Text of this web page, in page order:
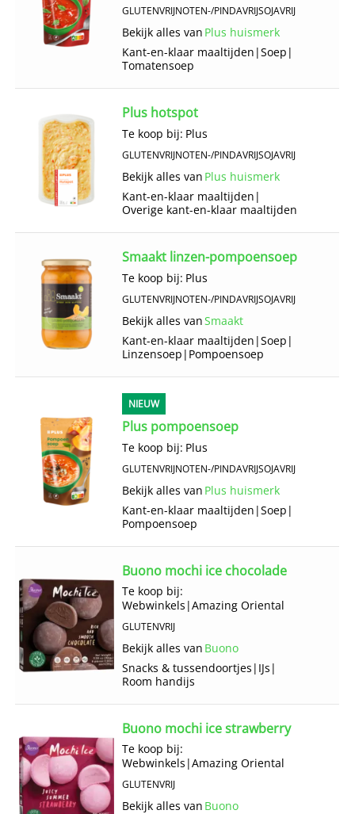
GLUTENVRIJNOTEN-/PINDAVRIJSOJAVRIJ
Bekijk alles van Plus huismerk
Kant-en-klaar maaltijden |Soep |
Tomatensoep
Plus hotspot
Te koop bij: Plus
GLUTENVRIJNOTEN-/PINDAVRIJSOJAVRIJ
Bekijk alles van Plus huismerk
Kant-en-klaar maaltijden |
Overige kant-en-klaar maaltijden
Smaakt linzen-pompoensoep
Te koop bij: Plus
GLUTENVRIJNOTEN-/PINDAVRIJSOJAVRIJ
Bekijk alles vanSmaakt
Kant-en-klaar maaltijden |Soep |
Linzensoep | Pompoensoep
NIEUW
Plus pompoensoep
Te koop bij: Plus
GLUTENVRIJNOTEN-/PINDAVRIJSOJAVRIJ
Bekijk alles van Plus huismerk
Kant-en-klaar maaltijden |Soep |
Pompoensoep
Buono mochi ice chocolade
Te koop bij:
Webwinkels |Amazing Oriental
GLUTENVRIJ
Bekijk alles van Buono
Snacks & tussendoortjes | IJs |
Room handijs
Buono mochi ice strawberry
Te koop bij:
Webwinkels |Amazing Oriental
GLUTENVRIJ
Bekijk alles van Buono